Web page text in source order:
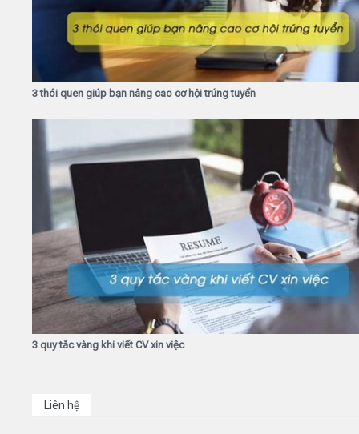
3 thói quen giúp bạn nâng cao cơ hội trúng tuyển
3 quy tắc vàng khi viết CV xin việc
Liên hệ